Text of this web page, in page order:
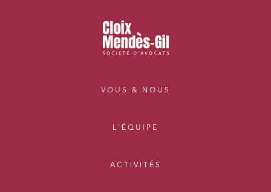
VOUS & NOUS
L'ÉQUIPE
ACTIVITÉS